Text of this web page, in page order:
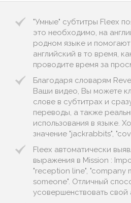
"Умные" субтитры Fleex
это необходимо, на
родном языке и
английский в то время,
проводите время за
Благодаря словарям
Ваши видео, Вы можете
слове в субтитрах и
переводы, а также
использования в языке.
значение "jackrabbits",
Fleex автоматически
выражения в Mission :
"reception line", "company
someone". Отличный
усовершенствовать свой